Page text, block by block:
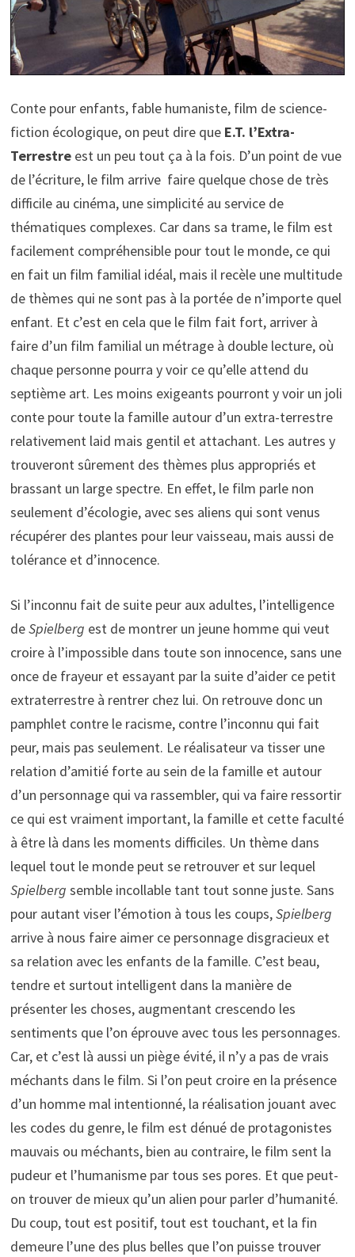
Conte pour enfants, fable humaniste, film de science-
fiction écologique, on peut dire que E.T. l’Extra-
Terrestreest un peu tout ça à la fois. D’un point de vue
de l’écriture, le film arrive faire quelque chose de très
difficile au cinéma, une simplicité au service de
thématiques complexes. Car dans sa trame, le film est
facilement compréhensible pour tout le monde, ce qui
en fait un film familial idéal, mais il recèle une multitude
de thèmes qui ne sont pas à la portée de n’importe quel
enfant. Et c’est en cela que le film fait fort, arriver à
faire d’un film familial un métrage à double lecture, où
chaque personne pourra y voir ce qu’elle attend du
septième art. Les moins exigeants pourront y voir un joli
conte pour toute la famille autour d’un extra-terrestre
relativement laid mais gentil et attachant. Les autres y
trouveront sûrement des thèmes plus appropriés et
brassant un large spectre. En effet, le film parle non
seulement d’écologie, avec ses aliens qui sont venus
récupérer des plantes pour leur vaisseau, mais aussi de
tolérance et d’innocence.
Si l’inconnu fait de suite peur aux adultes, l’intelligence
deSpielberg est de montrer un jeune homme qui veut
croire à l’impossible dans toute son innocence, sans une
once de frayeur et essayant par la suite d’aider ce petit
extraterrestre à rentrer chez lui. On retrouve donc un
pamphlet contre le racisme, contre l’inconnu qui fait
peur, mais pas seulement. Le réalisateur va tisser une
relation d’amitié forte au sein de la famille et autour
d’un personnage qui va rassembler, qui va faire ressortir
ce qui est vraiment important, la famille et cette faculté
à être là dans les moments difficiles. Un thème dans
lequel tout le monde peut se retrouver et sur lequel
Spielberg semble incollable tant tout sonne juste. Sans
pour autant viser l’émotion à tous les coups,Spielberg
arrive à nous faire aimer ce personnage disgracieux et
sa relation avec les enfants de la famille. C’est beau,
tendre et surtout intelligent dans la manière de
présenter les choses, augmentant crescendo les
sentiments que l’on éprouve avec tous les personnages.
Car, et c’est là aussi un piège évité, il n’y a pas de vrais
méchants dans le film. Si l’on peut croire en la présence
d’un homme mal intentionné, la réalisation jouant avec
les codes du genre, le film est dénué de protagonistes
mauvais ou méchants, bien au contraire, le film sent la
pudeur et l’humanisme par tous ses pores. Et que peut-
on trouver de mieux qu’un alien pour parler d’humanité.
Du coup, tout est positif, tout est touchant, et la fin
demeure l’une des plus belles que l’on puisse trouver